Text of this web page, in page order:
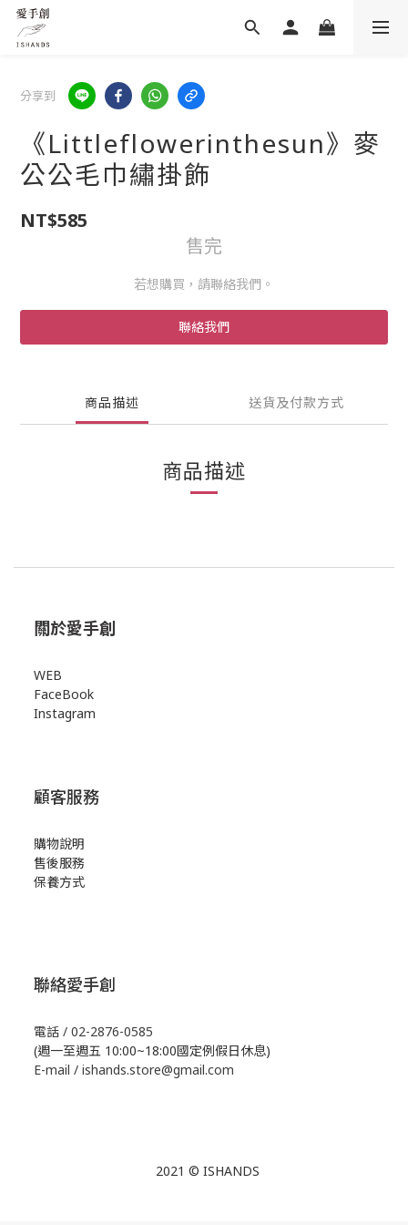
分享到
《Littleflowerinthesun》麥
公公毛巾繡掛飾
NT$585
售完
若想購買，請聯絡我們。
聯絡我們
商品描述 送貨及付款方式
商品描述
關於愛手創
WEB
FaceBook
Instagram
顧客服務
購物說明
售後服務
保養方式
聯絡愛手創
電話 / 02-2876-0585
(週一至週五 10:00~18:00國定例假日休息)
E-mail / ishands.store@gmail.com
2021 © ISHANDS